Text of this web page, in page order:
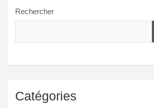
Rechercher
Catégories